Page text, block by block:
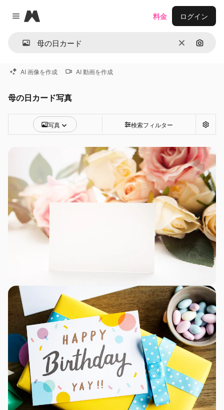
Close menu
Magnific
消去 画像で
料金 ログイン
AI 画像を作成 AI 動画を作成
母の日カード写真
写真 検索フィルター